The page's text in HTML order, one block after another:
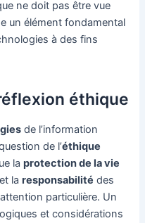
ne doit pas être vue
un élément fondamental
à des fins
éthique
de l’information
de l’éthique
laprotection de la vie
laresponsabilité des
particulière. Un
et considérations